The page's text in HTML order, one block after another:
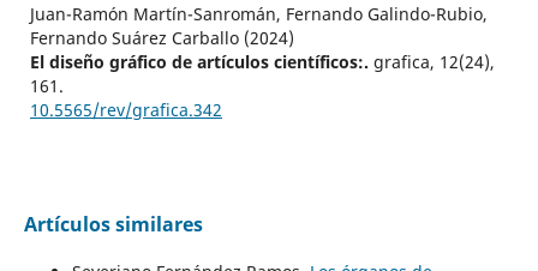
Juan-Ramón Martín-Sanromán, Fernando Galindo-Rubio,
Fernando Suárez Carballo (2024)
El diseño gráfico de artículos científicos:. grafica, 12(24),
161.
10.5565/rev/grafica.342
Artículos similares